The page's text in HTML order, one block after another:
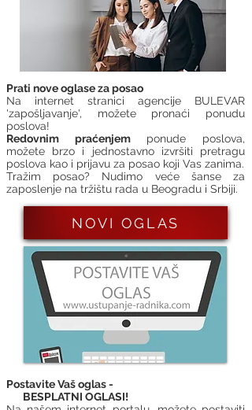
Prati nove oglase za posao
Na internet stranici agencije BULEVAR
'zapošljavanje', možete pronaći ponudu
poslova!
Redovnim praćenjemponude poslova,
možete brzo i jednostavno izvršiti pretragu
poslova kao i prijavu za posao koji Vas zanima.
Tražim posao? Nudimo veće šanse za
zaposlenje na tržištu rada u Beogradu i Srbiji.
NOVI OGLAS
Postavite Vaš oglas -
BESPLATNI OGLASI!